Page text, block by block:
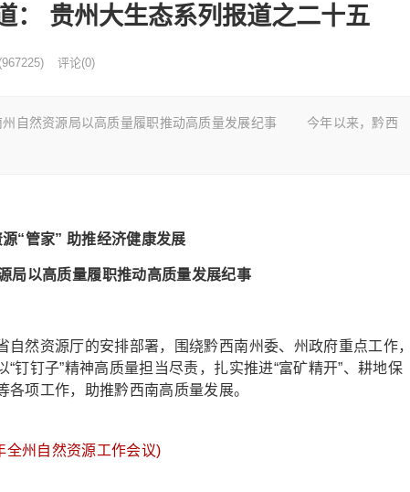
： 贵州大生态系列报道之二十五
967225) 评论(0)
州自然资源局以高质量履职推动高质量发展纪事 今年以来，黔西
“管家” 助推经济健康发展
以高质量履职推动高质量发展纪事
然资源厅的安排部署，围绕黔西南州委、州政府重点工作
钉钉子”精神高质量担当尽责，扎实推进“富矿精开”、耕地保
项工作，助推黔西南高质量发展。
全州自然资源工作会议)